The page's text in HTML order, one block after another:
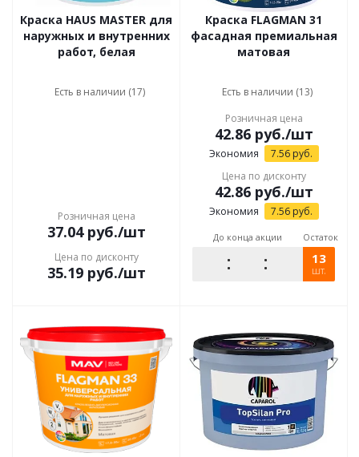
Краска HAUS MASTER для
наружных и внутренних
работ, белая
Есть в наличии (17)
Розничная цена
37.04руб./шт
Цена по дисконту
35.19руб./шт
Краска FLAGMAN 31
фасадная премиальная
матовая
Есть в наличии (13)
Розничная цена
42.86руб./шт
Экономия 7.56руб.
Цена по дисконту
42.86руб./шт
Экономия 7.56руб.
До конца акции Остаток
13
шт.